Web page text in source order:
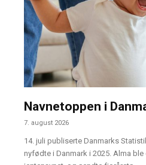
Navnetoppen i
7. august 2026
14. juli publiserte Danmarks
nyfødte i Danmark i 2025. Alma